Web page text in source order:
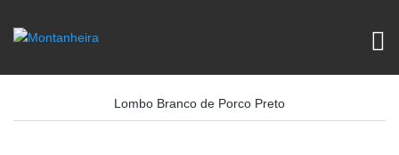
Lombo Branco de Porco Preto